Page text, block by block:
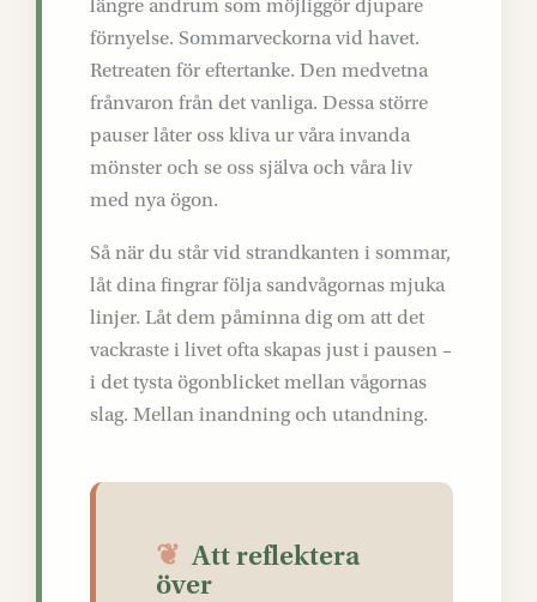
längre andrum som möjliggör djupare
förnyelse. Sommarveckorna vid havet.
Retreaten för eftertanke. Den medvetna
frånvaron från det vanliga. Dessa större
pauser låter oss kliva ur våra invanda
mönster och se oss själva och våra liv
med nya ögon.
Så när du står vid strandkanten i sommar,
låt dina fingrar följa sandvågornas mjuka
linjer. Låt dem påminna dig om att det
vackraste i livet ofta skapas just i pausen –
i det tysta ögonblicket mellan vågornas
slag. Mellan inandning och utandning.
❦ Att reflektera
över